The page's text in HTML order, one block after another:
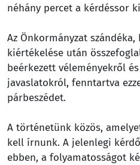
néhány percet a kérdéssor
Az Önkormányzat szándéka,
kiértékelése után
beérkezett véleményekről
javaslatokról, fenntartva
párbeszédet.
A történetünk közös,
kell írnunk. A jelenlegi
ebben, a folyamatosságot